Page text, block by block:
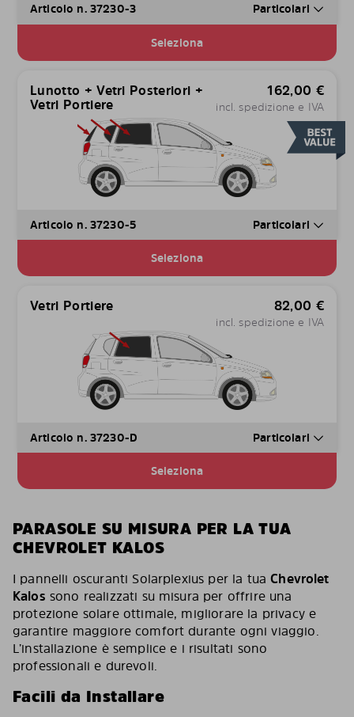
Articolo n. 37230-3 Particolari
Seleziona
Lunotto + Vetri Posteriori +
Vetri Portiere
162,00 €
incl. spedizione e IVA
Articolo n. 37230-5 Particolari
Seleziona
Vetri Portiere 82,00 €
incl. spedizione e IVA
Articolo n. 37230-D Particolari
Seleziona
PARASOLE SU MISURA PER LA TUA
CHEVROLET KALOS
I pannelli oscuranti Solarplexius per la tuaChevrolet
Kalos sono realizzati su misura per offrire una
protezione solare ottimale, migliorare la privacy e
garantire maggiore comfort durante ogni viaggio.
L’installazione è semplice e i risultati sono
professionali e durevoli.
Facili da Installare